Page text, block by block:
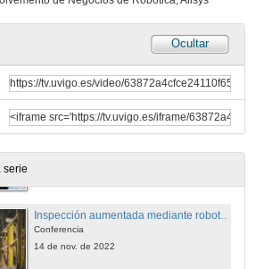
Ocultar
serie
14 de nov. de 2022
Infraestruturas críticas: sistema de vixilancia e control de activos IT/OT e técnicas de ciberseguridade
Conferencia
14 de nov. de 2022
Entrevista Canal de Isabel II
Inspección aumentada mediante robots cuadrúpedos en la industria 4.0: experiencias y perspectivas
Conferencia
14 de nov. de 2022